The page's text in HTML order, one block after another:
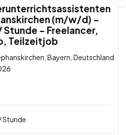
(m/w/d) –
– Freelancer,
Teilzeitjob
Bayern, Deutschland
Stunde